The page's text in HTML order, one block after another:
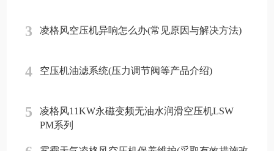
3 凌格风空压机异响怎么办(常见原因与解决方法)
4 空压机油滤系统(压力调节阀等产品介绍)
5
凌格风11KW永磁变频无油水润滑空压机LSW
PM系列